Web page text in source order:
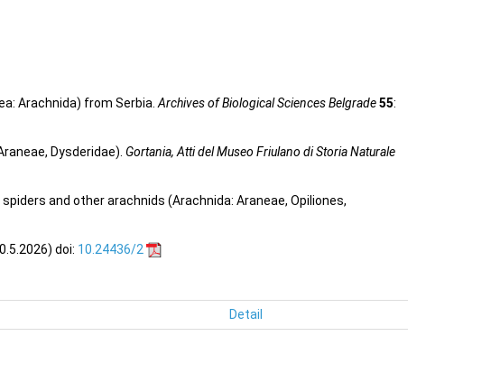
Arachnida) from Serbia. Archives of Biological Sciences Belgrade55:
Dysderidae). Gortania, Atti del Museo Friulano di Storia Naturale
and other arachnids (Arachnida: Araneae, Opiliones,
doi: 10.24436/2
Detail